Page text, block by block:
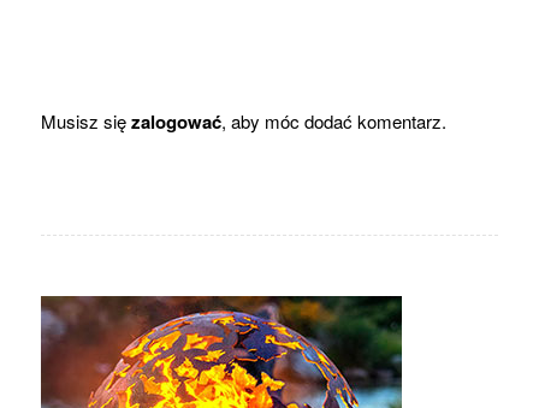
Musisz sięzalogować, aby móc dodać komentarz.